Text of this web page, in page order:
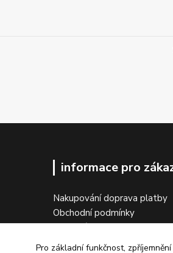
informace pro
Nakupování doprava platby
Obchodní podmínky
Objednávka na dobírku
Vrátit zboží
Pro základní funkčnost,